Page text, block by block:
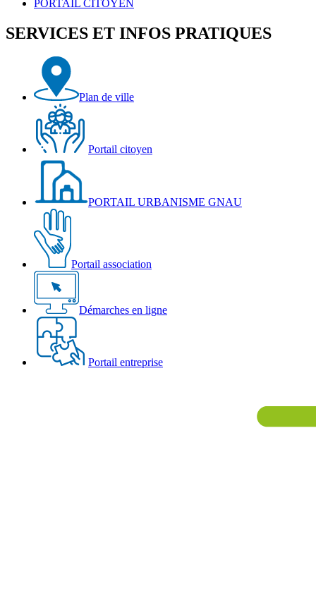
PORTAIL CITOYEN
SERVICES ET INFOS PRATIQUES
Plan de ville
Portail citoyen
PORTAIL URBANISME GNAU
Portail association
Démarches en ligne
Portail entreprise